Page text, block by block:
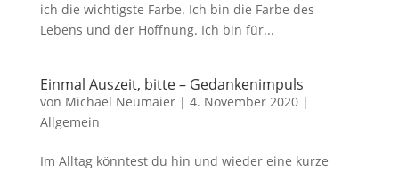
ich die wichtigste Farbe. Ich bin die Farbe des
Lebens und der Hoffnung. Ich bin für...
Einmal Auszeit, bitte – Gedankenimpuls
von Michael Neumaier| 4. November 2020|
Allgemein
Im Alltag könntest du hin und wieder eine kurze